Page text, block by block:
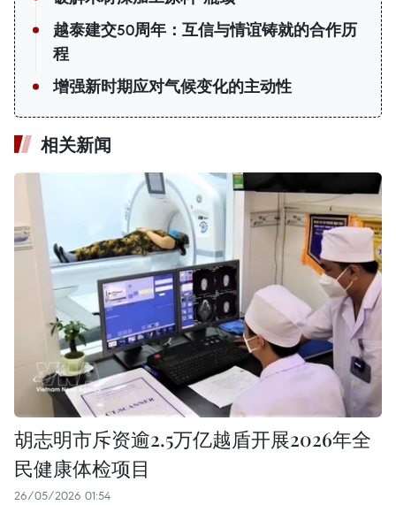
越泰建交50周年：互信与情谊铸就的合作历
程
增强新时期应对气候变化的主动性
相关新闻
胡志明市斥资逾2.5万亿越盾开展2026年全
民健康体检项目
26/05/2026 01:54